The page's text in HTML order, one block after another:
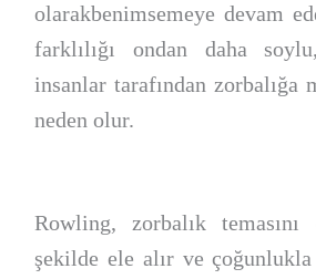
olarakbenimsemeye devam
farklılığı ondan daha
insanlar tarafından zorbalığa
neden olur.
Rowling, zorbalık
şekilde ele alır ve